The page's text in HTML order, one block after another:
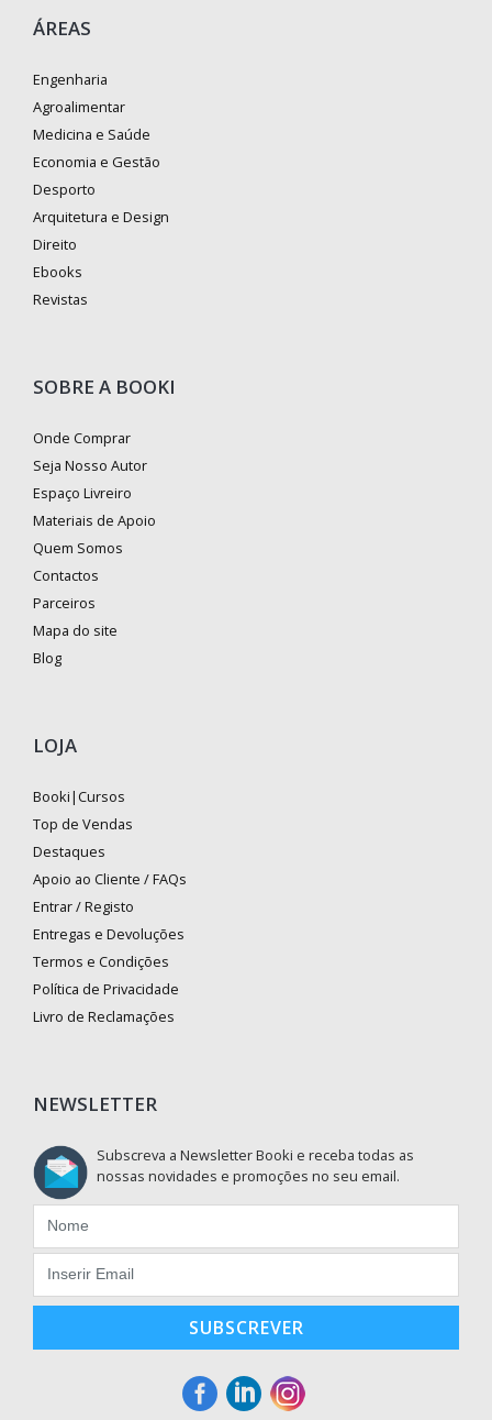
ÁREAS
Engenharia
Agroalimentar
Medicina e Saúde
Economia e Gestão
Desporto
Arquitetura e Design
Direito
Ebooks
Revistas
SOBRE A BOOKI
Onde Comprar
Seja Nosso Autor
Espaço Livreiro
Materiais de Apoio
Quem Somos
Contactos
Parceiros
Mapa do site
Blog
LOJA
Booki|Cursos
Top de Vendas
Destaques
Apoio ao Cliente / FAQs
Entrar / Registo
Entregas e Devoluções
Termos e Condições
Política de Privacidade
Livro de Reclamações
NEWSLETTER
Subscreva a Newsletter Booki e receba todas as
nossas novidades e promoções no seu email.
SUBSCREVER